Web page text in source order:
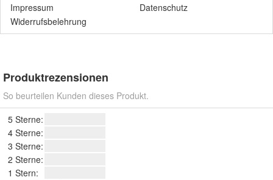
Impressum
Datenschutz
Widerrufsbelehrung
Produktrezensionen
So beurteilen Kunden dieses Produkt.
5 Sterne:
4 Sterne:
3 Sterne:
2 Sterne:
1 Stern: